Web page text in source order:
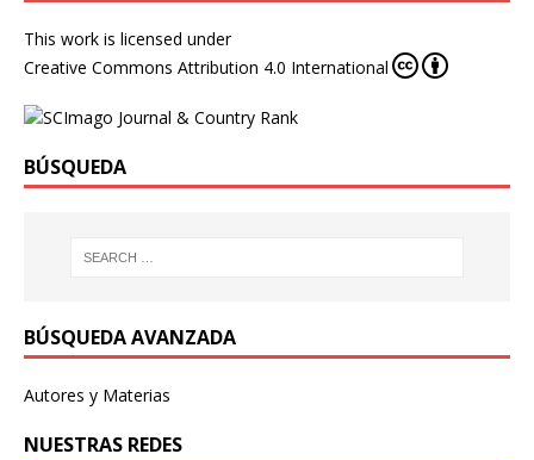
This work is licensed under
Creative Commons Attribution 4.0 International
BÚSQUEDA
BÚSQUEDA AVANZADA
Autores y Materias
NUESTRAS REDES